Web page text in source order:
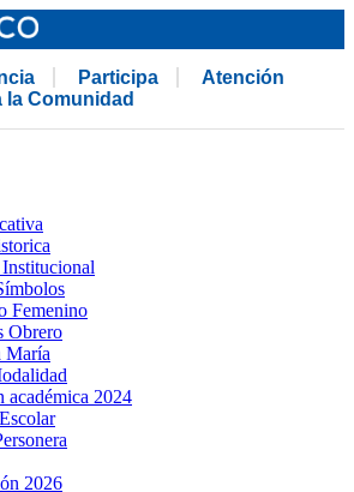
Participa
Atención
la Comunidad
Femenino
Obrero
María
académica 2024
2026